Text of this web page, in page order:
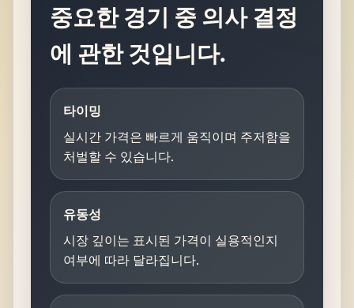
중요한 경기 중 의사 결정
에 관한 것입니다.
타이밍
실시간 가격은 빠르게 움직이며 주저함을
처벌할 수 있습니다.
유동성
시장 깊이는 표시된 가격이 실용적인지
여부에 따라 달라집니다.